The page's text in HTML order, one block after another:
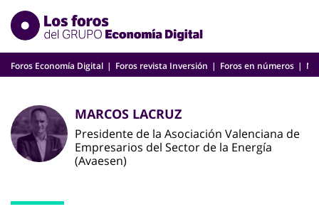
Skip
content
Foros Economía Digital Foros revista Inversión Foros en números
MARCOS LACRUZ
Presidente de la Asociación Valenciana de
Empresarios del Sector de la Energía
(Avaesen)